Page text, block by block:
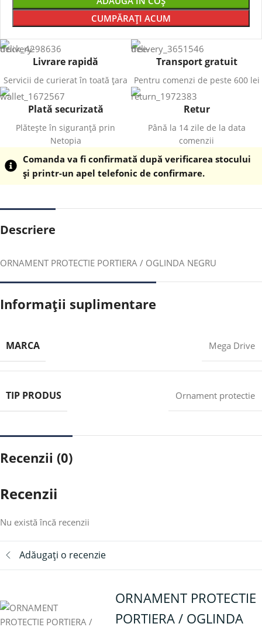
CUMPĂRAȚI ACUM
Livrare rapidă
Servicii de curierat în toată țara
Transport gratuit
Pentru comenzi de peste 600 lei
Plată securizată
Plătește în siguranță prin
Netopia
Retur
Până la 14 zile de la data
comenzii
Comanda va fi confirmată după verificarea stocului
și printr-un apel telefonic de confirmare.
Descriere
ORNAMENT PROTECTIE PORTIERA / OGLINDA NEGRU
Informații suplimentare
MARCA Mega Drive
TIP PRODUS Ornament protectie
Recenzii (0)
Recenzii
Nu există încă recenzii
Adăugați o recenzie
ORNAMENT PROTECTIE
PORTIERA / OGLINDA